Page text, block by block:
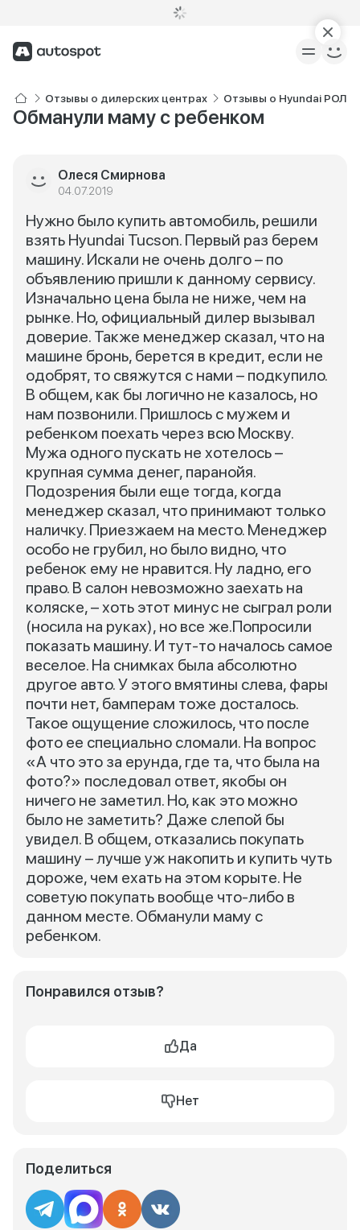
Отзывы о дилерских центрах Отзывы о Hyundai
Обманули маму с ребенком
Олеся Смирнова
04.07.2019
Нужно было купить автомобиль, решили
взять Hyundai Tucson. Первый раз берем
машину. Искали не очень долго – по
объявлению пришли к данному сервису.
Изначально цена была не ниже, чем на
рынке. Но, официальный дилер вызывал
доверие. Также менеджер сказал, что на
машине бронь, берется в кредит, если не
одобрят, то свяжутся с нами – подкупило.
В общем, как бы логично не казалось, но
нам позвонили. Пришлось с мужем и
ребенком поехать через всю Москву.
Мужа одного пускать не хотелось –
крупная сумма денег, паранойя.
Подозрения были еще тогда, когда
менеджер сказал, что принимают только
наличку. Приезжаем на место. Менеджер
особо не грубил, но было видно, что
ребенок ему не нравится. Ну ладно, его
право. В салон невозможно заехать на
коляске, – хоть этот минус не сыграл роли
(носила на руках), но все же.Попросили
показать машину. И тут-то началось самое
веселое. На снимках была абсолютно
другое авто. У этого вмятины слева, фары
почти нет, бамперам тоже досталось.
Такое ощущение сложилось, что после
фото ее специально сломали. На вопрос
«А что это за ерунда, где та, что была на
фото?» последовал ответ, якобы он
ничего не заметил. Но, как это можно
было не заметить? Даже слепой бы
увидел. В общем, отказались покупать
машину – лучше уж накопить и купить чуть
дороже, чем ехать на этом корыте. Не
советую покупать вообще что-либо в
данном месте. Обманули маму с
ребенком.
Понравился отзыв?
Да
Нет
Поделиться